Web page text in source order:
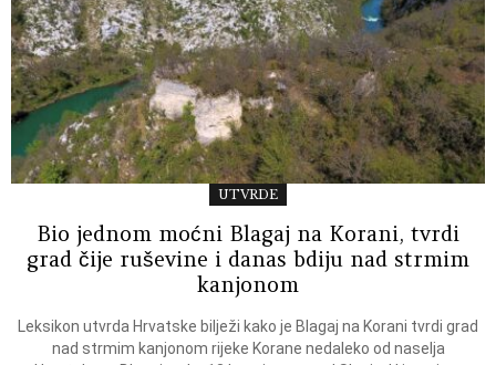
UTVRDE
Bio jednom moćni Blagaj na Korani, tvrdi
grad čije ruševine i danas bdiju nad strmim
kanjonom
Leksikon utvrda Hrvatske bilježi kako je Blagaj na Korani tvrdi grad
nad strmim kanjonom rijeke Korane nedaleko od naselja